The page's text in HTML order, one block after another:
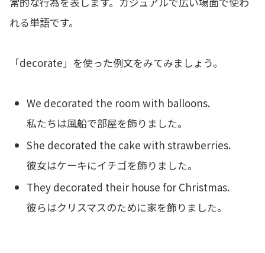
れる単語です。
「decorate」を使った例文をみてみましょう。
We decorated the room with balloons.
私たちは風船で部屋を飾りました。
She decorated the cake with strawberries.
彼女はケーキにイチゴを飾りました。
They decorated their house for Christmas.
彼らはクリスマスのために家を飾りました。